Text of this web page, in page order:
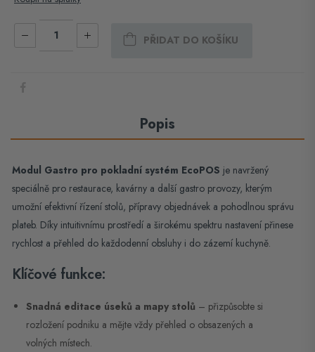
Popis
Modul Gastro pro pokladní systém EcoPOS je navržený
speciálně pro restaurace, kavárny a další gastro provozy, kterým
umožní efektivní řízení stolů, přípravy objednávek a pohodlnou správu
plateb. Díky intuitivnímu prostředí a širokému spektru nastavení přinese
rychlost a přehled do každodenní obsluhy i do zázemí kuchyně.
Klíčové funkce:
Snadná editace úseků a mapy stolů – přizpůsobte si
rozložení podniku a mějte vždy přehled o obsazených a
volných místech.